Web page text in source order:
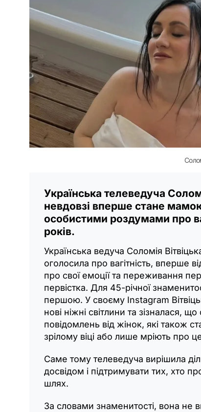
Українська телеведуча
невдовзі вперше стане
особистими роздумами про
років.
Українська ведуча Соломія
оголосила про вагітність, вперше
про свої емоції та переживання
первістка. Для 45-річної
першою. У своєму Instagram
нові ніжні світлини та зізналася,
повідомлень від жінок, які також
зрілому віці або лише мріють про
Саме тому телеведуча вирішила
досвідом і підтримувати тих, хто
шлях.
За словами знаменитості, вона не